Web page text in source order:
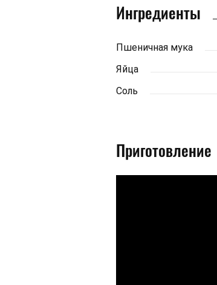
Ингредиенты
Пшеничная мука
Яйца
Соль
Приготовление